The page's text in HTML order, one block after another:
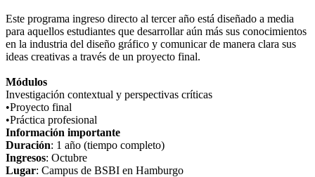
Este programa ingreso directo al tercer año está diseñado a media
para aquellos estudiantes que desarrollar aún más sus conocimientos
en la industria del diseño gráfico y comunicar de manera clara sus
ideas creativas a través de un proyecto final.
Módulos
Investigación contextual y perspectivas críticas
•Proyecto final
•Práctica profesional
Información importante
Duración: 1 año (tiempo completo)
Ingresos: Octubre
Lugar: Campus de BSBI en Hamburgo